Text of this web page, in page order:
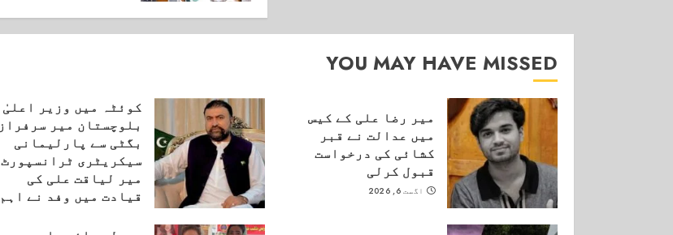
YOU MAY HAVE MISSED
میر رضا علی کے کیس
میں عدالت نے قبر
کشائی کی درخواست
قبول کرلی
اگست 6, 2026
کوئٹہ میں وزیر اعلیٰ
بلوچستان میر سرفراز
بگٹی سے پارلیمانی
سیکریٹری ٹرانسپورٹ
میر لیاقت علی کی
قیادت میں وفد نے اہم